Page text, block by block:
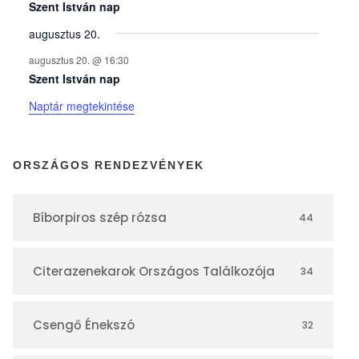
y
e
k
n
a
á
Szent István nap
augusztus 20.
augusztus 20. @ 16:30
Szent István nap
Naptár megtekintése
ORSZÁGOS RENDEZVÉNYEK
Bíborpiros szép rózsa 44
Citerazenekarok Országos Találkozója 34
Csengő Énekszó 32